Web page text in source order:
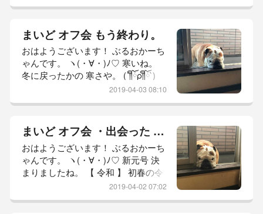
で 経験すると思う。 自分かも 知れ
ないし 身近な お友達かも知れな
い。 元気やったのに この前 会った
ばかりやんか そんな 経験から 会い
たいと 思ったら 会いに行こう。 行
まいど オフ会 もう終わり。
おはようございます！ ぶるおかーち
ゃんです。 ヽ(・∀・)ﾉ♡ 寒いね。
冬に戻ったかの 寒さや。 (´༎ຶོρ༎ຶོ`)
坊っちゃんは ようやく フード食べ
どーやら オフ会で おいちーお肉を
食べて ボク フードなんかいりませ
ん病に かかってしもた 模様。 (ーд
ー；) それでは 参りましょう！ 本日
の 坊っちゃんと オフ会
2019-04-03 08:10
まいど オフ会 ・出会った お友達
おはようございます！ ぶるおかーち
ゃんです。 ヽ(・∀・)ﾉ♡ 新元号 決
まりましたね。 【 令和 】 初春の令
月にして 気淑く風和ぎ 梅は鏡
2019-04-02 07:02